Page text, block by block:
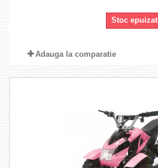
Stoc epuizat
Adauga la comparatie